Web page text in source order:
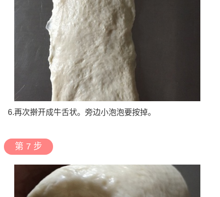
6.再次擀开成牛舌状。旁边小泡泡要按掉。
第 7 步